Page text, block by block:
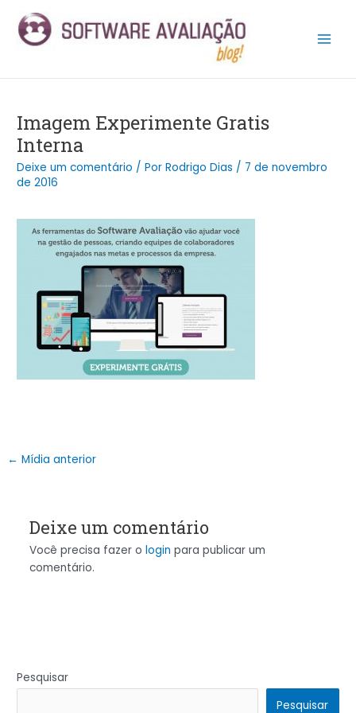
para
Imagem Experimente Gratis
Interna
Deixe um comentário / PorRodrigo Dias / 7 de novembro
de 2016
navigation
← Mídia anterior
Deixe um comentário
Você precisa fazer o login para publicar um
comentário.
Pesquisar
Pesquisar